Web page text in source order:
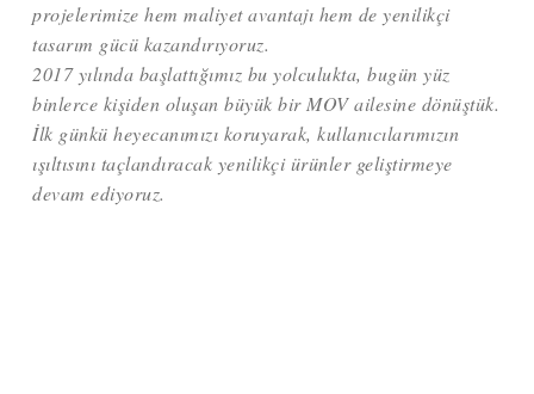
projelerimize hem maliyet avantajı hem de yenilikçi
tasarım gücü kazandırıyoruz.
2017 yılında başlattığımız bu yolculukta, bugün yüz
binlerce kişiden oluşan büyük bir MOV ailesine dönüştük.
İlk günkü heyecanımızı koruyarak, kullanıcılarımızın
ışıltısını taçlandıracak yenilikçi ürünler geliştirmeye
devam ediyoruz.